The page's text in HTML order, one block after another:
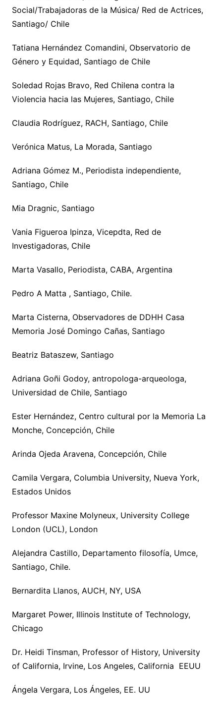
Social/Trabajadoras de la Música/ Red de Actrices,
Santiago/ Chile
Tatiana Hernández Comandini, Observatorio de
Género y Equidad, Santiago de Chile
Soledad Rojas Bravo, Red Chilena contra la
Violencia hacia las Mujeres, Santiago, Chile
Claudia Rodríguez, RACH, Santiago, Chile
Verónica Matus, La Morada, Santiago
Adriana Gómez M., Periodista independiente,
Santiago, Chile
Mia Dragnic, Santiago
Vania Figueroa Ipinza, Vicepdta, Red de
Investigadoras, Chile
Marta Vasallo, Periodista, CABA, Argentina
Pedro A Matta , Santiago, Chile.
Marta Cisterna, Observadores de DDHH Casa
Memoria José Domingo Cañas, Santiago
Beatriz Bataszew, Santiago
Adriana Goñi Godoy, antropologa-arqueologa,
Universidad de Chile, Santiago
Ester Hernández, Centro cultural por la Memoria La
Monche, Concepción, Chile
Arinda Ojeda Aravena, Concepción, Chile
Camila Vergara, Columbia University, Nueva York,
Estados Unidos
Professor Maxine Molyneux, University College
London (UCL), London
Alejandra Castillo, Departamento filosofía, Umce,
Santiago, Chile.
Bernardita Llanos, AUCH, NY, USA
Margaret Power, Illinois Institute of Technology,
Chicago
Dr. Heidi Tinsman, Professor of History, University
of California, Irvine, Los Angeles, California EEUU
Ángela Vergara, Los Ángeles, EE. UU